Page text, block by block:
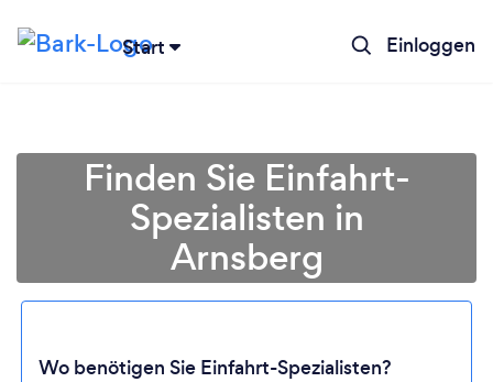
Start Einloggen
Finden Sie Einfahrt-
Spezialisten in
Arnsberg
Wo benötigen Sie Einfahrt-Spezialisten?